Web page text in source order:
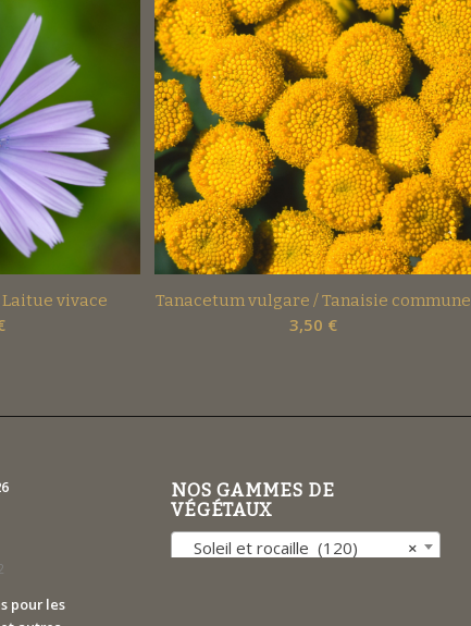
vivace Tanacetum vulgare / Tanaisie commune
3,50 €
pour les
NOS GAMMES DE
VÉGÉTAUX
×
Soleil et rocaille (120)